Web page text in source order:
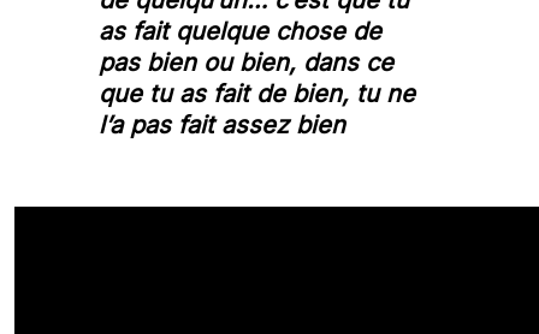
as fait quelque chose de
pas bien ou bien, dans ce
que tu as fait de bien, tu ne
l’a pas fait assez bien